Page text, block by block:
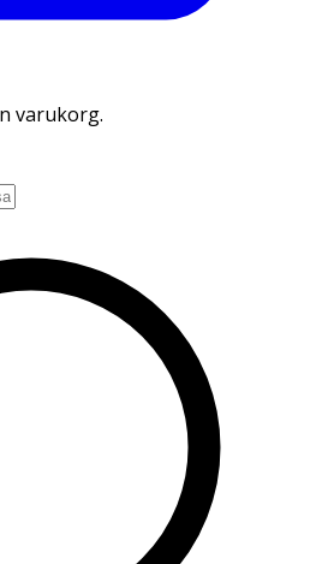
varukorg.